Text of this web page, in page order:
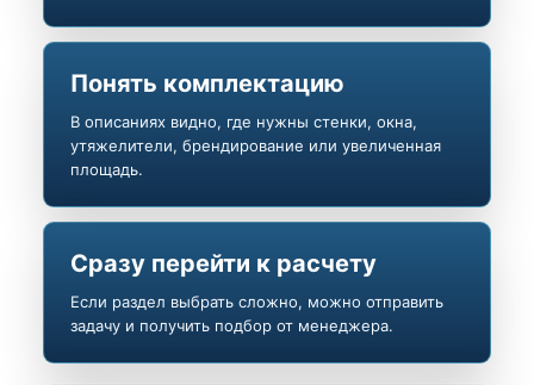
Понять комплектацию
В описаниях видно, где нужны стенки, окна,
утяжелители, брендирование или увеличенная
площадь.
Сразу перейти к расчету
Если раздел выбрать сложно, можно отправить
задачу и получить подбор от менеджера.